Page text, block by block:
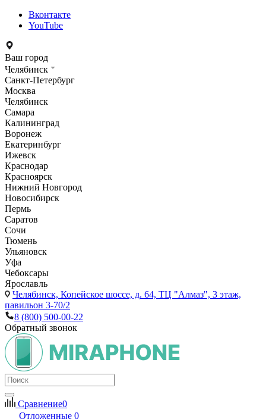
Вконтакте
YouTube
Ваш город
Челябинск
Санкт-Петербург
Москва
Челябинск
Самара
Калининград
Воронеж
Екатеринбург
Ижевск
Краснодар
Красноярск
Нижний Новгород
Новосибирск
Пермь
Саратов
Сочи
Тюмень
Ульяновск
Уфа
Чебоксары
Ярославль
Челябинск, Копейское шоссе, д. 64, ТЦ "Алмаз", 3 этаж,
павильон 3-70/2
8 (800) 500-00-22
Обратный звонок
Сравнение0
Отложенные 0